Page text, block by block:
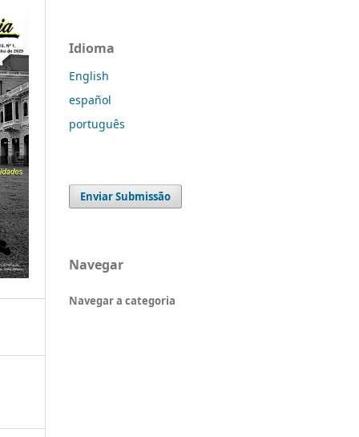
Idioma
English
español
português
Enviar Submissão
Navegar
Navegar a categoria